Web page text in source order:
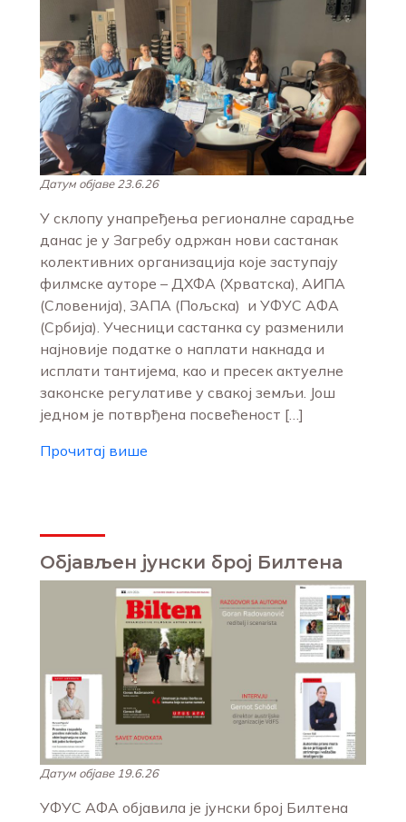
Датум објаве 23.6.26
У склопу унапређења регионалне сарадње
данас је у Загребу одржан нови састанак
колективних организација које заступају
филмске ауторе – ДХФА (Хрватска), АИПА
(Словенија), ЗАПА (Пољска) и УФУС АФА
(Србија). Учесници састанка су разменили
најновије податке о наплати накнада и
исплати тантијема, као и пресек актуелне
законске регулативе у свакој земљи. Још
једном је потврђена посвећеност […]
Прочитај више
Објављен јунски број Билтена
Датум објаве 19.6.26
УФУС АФА објавила је јунски број Билтена